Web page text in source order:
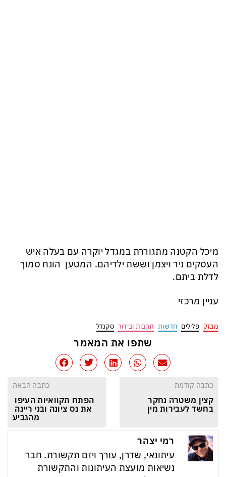
מיכל הקטנה מתגוררת במגדל יוקרה עם בעלה איש
העסקים ניר ויצמן וששת ילדיהם. המטען הונח סמוך
לדלת ביתם.
עניין מרכזי
מבזק פלילים חדשות תרבות ובידור סקנדל
שתפו את המאמר
כתבה קודמת
קצין משטרה נחקר
בחשד לעבירות מין
כתבה הבאה
הפתח תקוואיות העיפו
את נס ציונה ובני ריינה
מהגביע
רמי יצהר
עיתונאי, שדרן, עורך ויזם תקשורת. חבר
נשיאות מועצת העיתונות והתקשורת